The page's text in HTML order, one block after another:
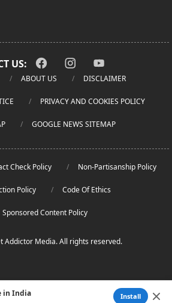
US:
ABOUT US DISCLAIMER
PRIVACY AND COOKIES POLICY
GOOGLE NEWS SITEMAP
Check Policy Non-Partisanship Policy
Policy Code Of Ethics
Sponsored Content Policy
Addictor Media. All rights reserved.
in India Install